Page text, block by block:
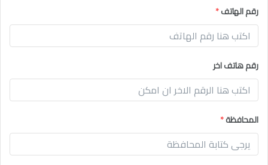
رقم الهاتف*
رقم هاتف اخر
المحافظة*